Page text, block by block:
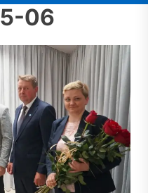
06